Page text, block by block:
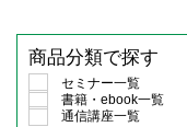
商品分類で探す
セミナー一覧
書籍・ebook一覧
通信講座一覧